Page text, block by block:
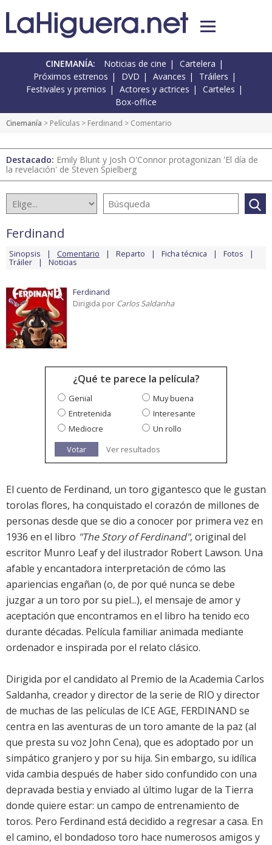
CINEMANÍA: Noticias de cine
Cartelera
Próximos estrenos
DVD Avances
Tráilers
Festivales y premios
Actores y actrices
Carteles
Box-office
Cinemanía > Películas > Ferdinand > Comentario
Destacado: Emily Blunt y Josh O'Connor protagonizan 'El día de
la revelación' de Steven Spielberg
Ferdinand
Sinopsis Comentario Reparto Ficha técnica Fotos
Tráiler Noticias
Ferdinand
Dirigida por Carlos Saldanha
¿Qué te parece la película?
Genial
Muy buena
Entretenida
Interesante
Mediocre
Un rollo
Votar
Ver resultados
El cuento de Ferdinand, un toro gigantesco que le gustan
torolas flores, ha conquistado el corazón de millones de
personas desde que se dio a conocer por primera vez en
1936 en el libro "The Story of Ferdinand", original del
escritor Munro Leaf y del ilustrador Robert Lawson. Una
afable y encantadora interpretación de cómo las
apariencias engañan (o, de por qué nunca se debe
juzgar a un toro por su piel...), el mensaje de amor y
aceptación que encontramos en el libro ha tenido eco
durante décadas. Película familiar animada mediante
ordenador e inspirada por el relato clásico.
Dirigida por el candidato al Premio de la Academia Carlos
Saldanha, creador y director de la serie de RIO y director
de muchas de las películas de ICE AGE, FERDINAND se
centra en las aventuras de un toro amante de la paz (al
que presta su voz John Cena), que es adoptado por un
simpático granjero y por su hija. Sin embargo, su idílica
vida cambia después de haber sido confundido con una
depravada bestia y enviado al último lugar de la Tierra
donde quiere estar: un campo de entrenamiento de
toros. Pero Ferdinand está decidido a regresar a casa. En
el camino, el bondadoso toro hace numerosos amigos y